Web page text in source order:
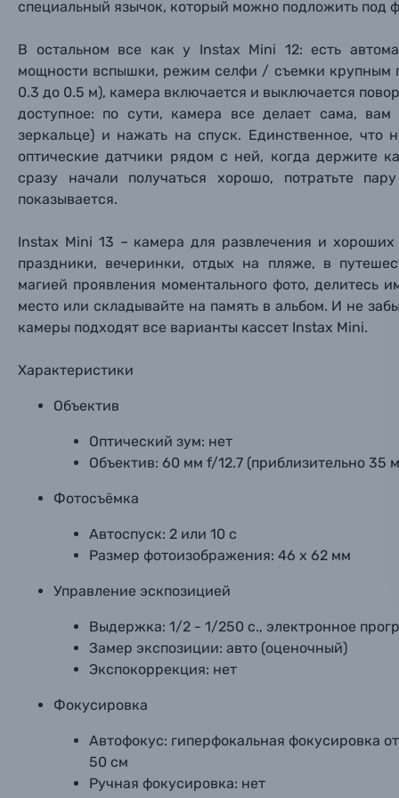
Мы
Тема
Мы
Тема
Фотокамеры моментальной печати
Видеокамеры
Объективы для фотоаппаратов
Вспышки для фотоаппаратов
Аксессуары для фото и видеокамер
Оптические приборы
Материалы
Осветительное оборудование
Фоторамки
Фотоальбомы
Книги о фотографии, альбомы известных
Б/У фототехника (Комиссионные товары)
Заказ
Вами с
специальный язычок, который можно подложить под
В остальном все как у Instax Mini 12: есть
мощности вспышки, режим селфи / съемки крупным
0.3 до 0.5 м), камера включается и выключается
доступное: по сути, камера все делает сама,
зеркальце) и нажать на спуск. Единственное,
оптические датчики рядом с ней, когда держите
сразу начали получаться хорошо, потратьте
показывается.
Instax Mini 13 – камера для развлечения и
праздники, вечеринки, отдых на пляже, в
магией проявления моментального фото, делитесь
место или складывайте на память в альбом. И не
камеры подходят все варианты кассет Instax Mini.
Характеристики
Объектив
Оптический зум: нет
Объектив: 60 мм f/12.7 (приблизительно 35
Фотосъёмка
Автоспуск: 2 или 10 с
Размер фотоизображения: 46 х 62 мм
Управление эскпозицией
Выдержка: 1/2 - 1/250 с., электронное
Замер экспозиции: авто (оценочный)
Экспокоррекция: нет
Фокусировка
Автофокус: гиперфокальная фокусировка
50 см
Ручная фокусировка: нет
Мы
Тема